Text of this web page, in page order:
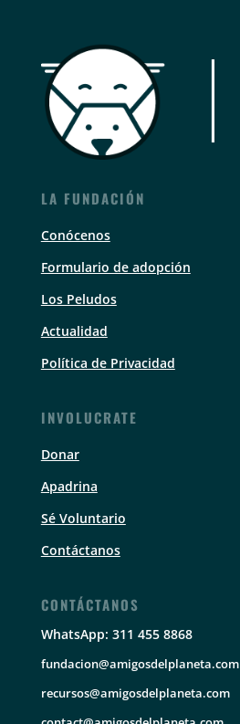
LA FUNDACIÓN
Conócenos
Formulario de adopción
Los Peludos
Actualidad
Política de Privacidad
INVOLUCRATE
Donar
Apadrina
Sé Voluntario
Contáctanos
CONTÁCTANOS
WhatsApp: 311 455 8868
fundacion@amigosdelplaneta.com
recursos@amigosdelplaneta.com